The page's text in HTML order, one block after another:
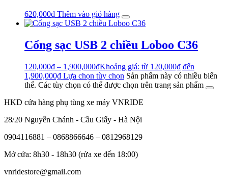
620,000₫ Thêm vào giỏ hàng
Cổng sạc USB 2 chiều Loboo C36
120,000₫ – 1,900,000₫Khoảng giá: từ 120,000₫ đến
1,900,000₫ Lựa chọn tùy chọn Sản phẩm này có nhiều biến
thể. Các tùy chọn có thể được chọn trên trang sản phẩm
HKD cửa hàng phụ tùng xe máy VNRIDE
28/20 Nguyễn Chánh - Cầu Giấy - Hà Nội
0904116881 – 0868866646 – 0812968129
Mở cửa: 8h30 - 18h30 (rửa xe đến 18:00)
vnridestore@gmail.com